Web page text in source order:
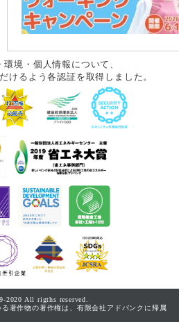
境・個人情報について、
けるよう各認証を取得しました。
All rigths reserved.
著作物の著作権は、有限会社アドバンクに帰属